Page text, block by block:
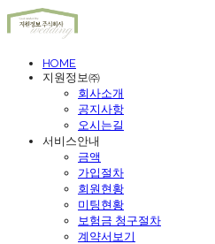
HOME
지원정보㈜
회사소개
공지사항
오시는길
서비스안내
금액
가입절차
회원현황
미팅현황
보험금 청구절차
계약서보기